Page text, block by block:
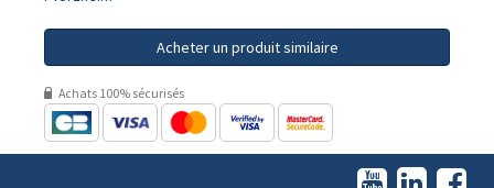
Acheter un produit similaire
Achats 100% sécurisés